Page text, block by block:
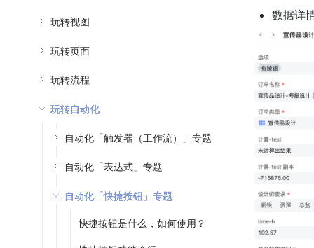
玩转视图
玩转页面
玩转流程
玩转自动化
自动化「触发器（工作流）」专题
自动化「表达式」专题
自动化「快捷按钮」专题
快捷按钮是什么，如何使用？
数据详